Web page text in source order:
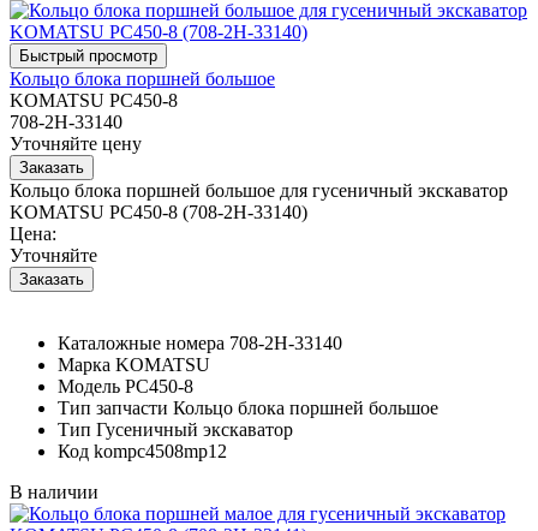
Кольцо блока поршней большое
KOMATSU PC450-8
708-2H-33140
Уточняйте цену
Кольцо блока поршней большое для гусеничный экскаватор
KOMATSU PC450-8 (708-2H-33140)
Цена:
Уточняйте
Каталожные номера 708-2H-33140
Марка KOMATSU
Модель PC450-8
Тип запчасти Кольцо блока поршней большое
Тип Гусеничный экскаватор
Код kompc4508mp12
В наличии